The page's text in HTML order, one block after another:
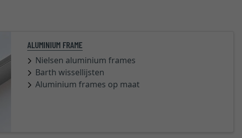
ALUMINIUM FRAME
Nielsen aluminium frames
Barth wissellijsten
Aluminium frames op maat